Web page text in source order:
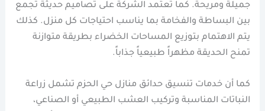
جميلة ومريحة. كما تعتمد الشركة على تصاميم حديثة تجمع
بين البساطة والفخامة بما يناسب احتياجات كل منزل. كذلك
يتم الاهتمام بتوزيع المساحات الخضراء بطريقة متوازنة
تمنح الحديقة مظهراً طبيعياً جذاباً.
كما أن خدمات تنسيق حدائق منازل حي الحزم تشمل زراعة
النباتات المناسبة وتركيب العشب الطبيعي أو الصناعي،